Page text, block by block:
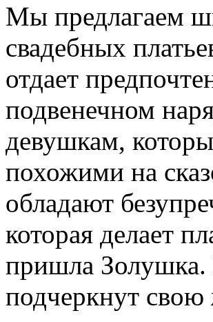
Мы предлагаем
свадебных
отдает
подвенечном
девушкам,
похожими на
обладают
которая делает
пришла Золушка.
подчеркнут свою